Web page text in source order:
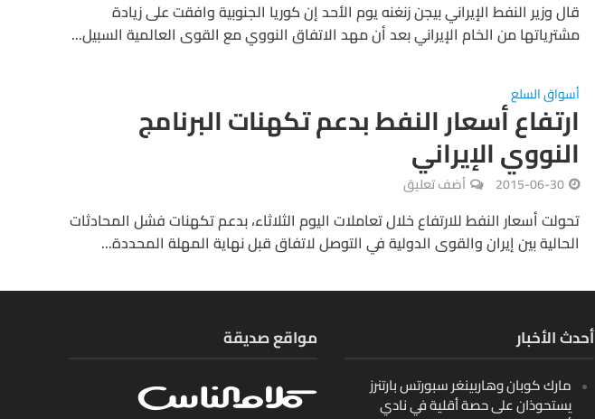
قال وزير النفط الإيراني بيجن زنغنه يوم الأحد إن كوريا الجنوبية وافقت على زيادة
مشترياتها من الخام الإيراني بعد أن مهد الاتفاق النووي مع القوى العالمية السبيل...
أسواق السلع
ارتفاع أسعار النفط بدعم تكهنات البرنامج
النووي الإيراني
2015-06-30 أضف تعليق
تحولت أسعار النفط للارتفاع خلال تعاملات اليوم الثلاثاء، بدعم تكهنات فشل المحادثات
الحالية بين إيران والقوى الدولية في التوصل لاتفاق قبل نهاية المهلة المحددة...
مواقع صديقة أحدث الأخبار
مارك كوبان وهاربينغر سبورتس بارتنرز
يستحوذان على حصة أقلية في نادي